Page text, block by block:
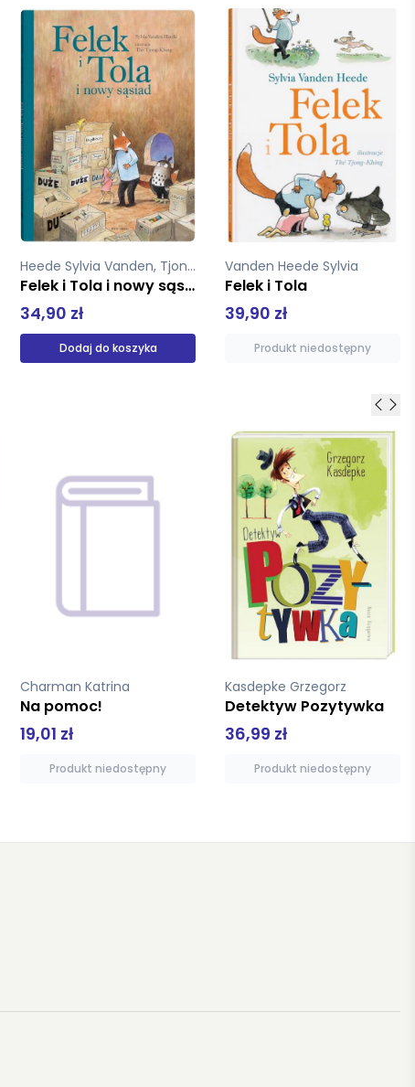
Vanden Heede Sylvia
Felek i Tola
39,90 zł
Produkt niedostępny
Vanden Heede Sylvia
35,00 zł
Produkt niedostępny
Kasdepke Grzegorz
Detektyw Pozytywka
36,99 zł
Produkt niedostępny
Mazurek Dąbrowskiego historia naszego hymnu twarda ibis
19,01 zł
Dodaj do koszyka